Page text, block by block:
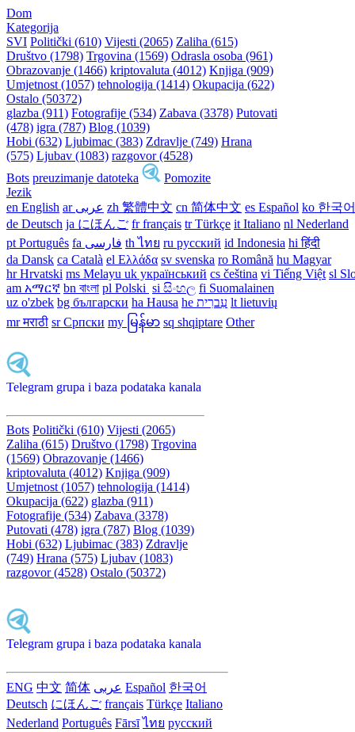
Dom
Kategorija
SVI Politički (610) Vijesti (2065) Zaliha (615)
Društvo (1798) Trgovina (1569) Odrasla osoba (961)
Obrazovanje (1466) kriptovaluta (4012) Knjiga (909)
Umjetnost (1057) tehnologija (1414) Okupacija (622)
Ostalo (50372)
glazba (911) Fotografije (534) Zabava (3378) Putovati
(478) igra (787) Blog (1039)
Hobi (632) Ljubimac (383) Zdravlje (749) Hrana
(575) Ljubav (1083) razgovor (4528)
Bots preuzimanje datoteka
Pomozite
Jezik
en English
ar عربى zh 繁體中文 cn 简体中文 es Español ko 한국어
de Deutsch ja にほんご fr français tr Türkçe it Italiano nl Nederland
pt Português
th ไทย ru русский id Indonesia hi हिंदी
da Dansk‎ ca Català el Ελλάδα sv svenska ro Română hu Magyar
hr Hrvatski ms Melayu uk український‎ cs čeština‎ vi Tiếng Việt sl
am አማርኛ bn বাংলা pl Polski ‎ si සිංහල fi Suomalainen
uz o'zbek bg български ha Hausa‎ he עִברִית lt lietuvių
mr मराठी sr Српски my မြန်မာ sq shqiptare Other
Telegram grupa i baza podataka kanala
Bots Politički (610) Vijesti (2065)
Zaliha (615) Društvo (1798) Trgovina
(1569) Obrazovanje (1466)
kriptovaluta (4012) Knjiga (909)
Umjetnost (1057) tehnologija (1414)
Okupacija (622) glazba (911)
Fotografije (534) Zabava (3378)
Putovati (478) igra (787) Blog (1039)
Hobi (632) Ljubimac (383) Zdravlje
(749) Hrana (575) Ljubav (1083)
razgovor (4528) Ostalo (50372)
Telegram grupa i baza podataka kanala
ENG 中文 简体 عربى Español 한국어
Deutsch にほんご français Türkçe Italiano
Nederland Português Fārsī‎ ไทย русский